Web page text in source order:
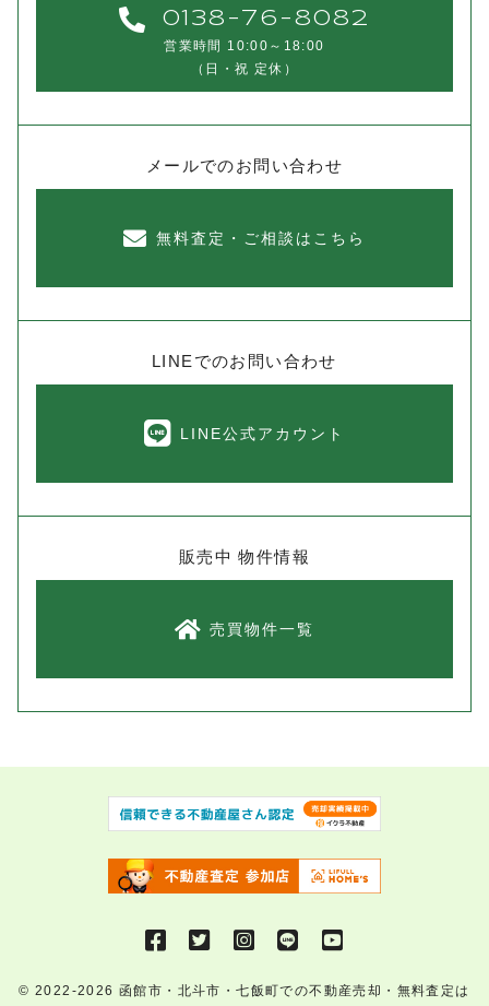
0138-76-8082
営業時間 10:00～18:00
（日・祝 定休）
メールでのお問い合わせ
無料査定・ご相談はこちら
LINEでのお問い合わせ
LINE公式アカウント
販売中 物件情報
売買物件一覧
© 2022-2026函館市・北斗市・七飯町での不動産売却・無料査定は